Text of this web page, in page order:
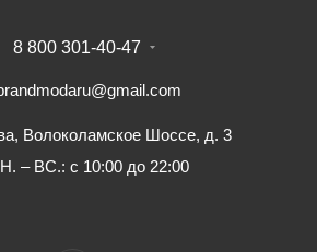
8 800 301-40-47
Волоколамское Шоссе, д. 3
– ВС.: с 10:00 до 22:00